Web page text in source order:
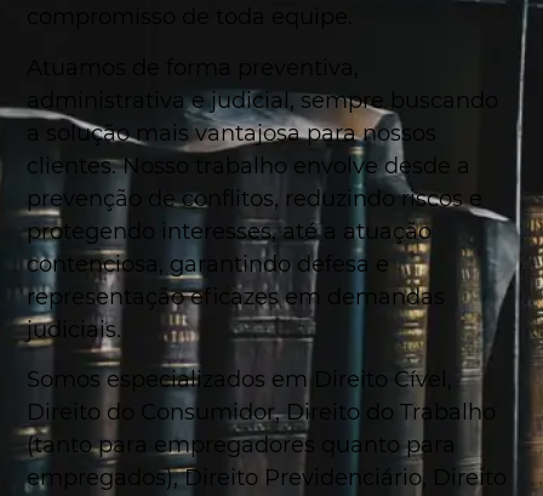
administrativa e judicial, sempre buscando
a solução mais vantajosa para nossos
clientes. Nosso trabalho envolve desde a
prevenção de conflitos, reduzindo riscos e
protegendo interesses, até a atuação
contenciosa, garantindo defesa e
representação eficazes em demandas
judiciais.
Somos especializados em Direito Cível,
Direito do Consumidor, Direito do Trabalho
(tanto para empregadores quanto para
empregados), Direito Previdenciário, Direito